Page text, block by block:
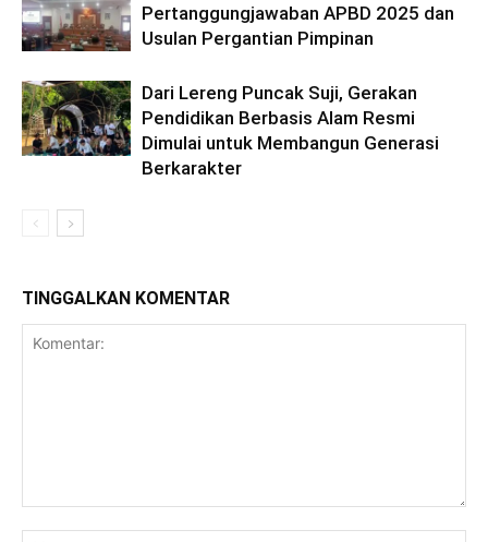
Pertanggungjawaban APBD 2025 dan
Usulan Pergantian Pimpinan
Dari Lereng Puncak Suji, Gerakan
Pendidikan Berbasis Alam Resmi
Dimulai untuk Membangun Generasi
Berkarakter
TINGGALKAN KOMENTAR